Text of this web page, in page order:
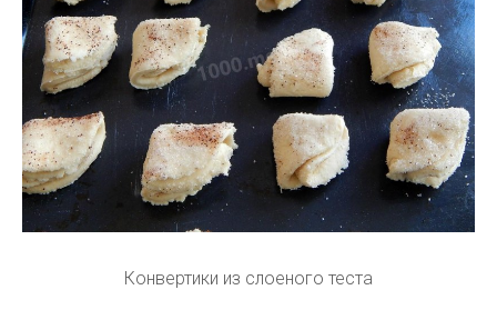
Конвертики из слоеного теста